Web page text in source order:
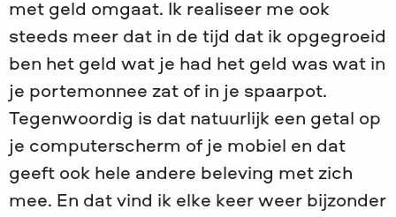
met geld omgaat. Ik realiseer me ook
steeds meer dat in de tijd dat ik opgegroeid
ben het geld wat je had het geld was wat in
je portemonnee zat of in je spaarpot.
Tegenwoordig is dat natuurlijk een getal op
je computerscherm of je mobiel en dat
geeft ook hele andere beleving met zich
mee. En dat vind ik elke keer weer bijzonder